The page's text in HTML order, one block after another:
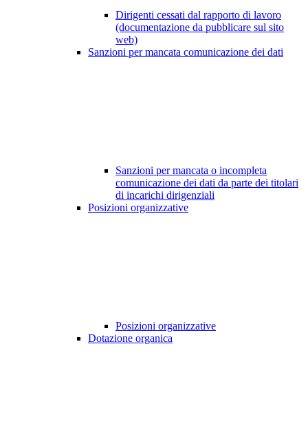
Dirigenti cessati dal rapporto di lavoro
(documentazione da pubblicare sul sito
web)
Sanzioni per mancata comunicazione dei dati
Sanzioni per mancata o incompleta
comunicazione dei dati da parte dei titolari
di incarichi dirigenziali
Posizioni organizzative
Posizioni organizzative
Dotazione organica